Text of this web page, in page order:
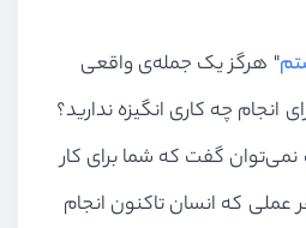
" هرگز یک جمله‌ی واقعی
چه کاری انگیزه ندارید؟
گفت که شما برای کار
عملی که انسان تاکنون انجام